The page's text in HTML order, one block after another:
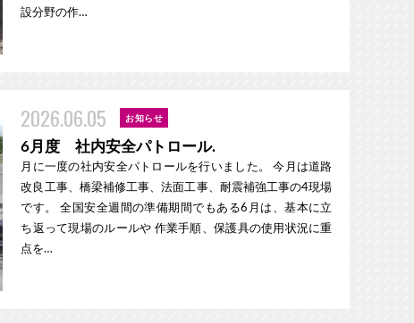
設分野の作…
2026.06.05 お知らせ
6月度 社内安全パトロール.
月に一度の社内安全パトロールを行いました。 今月は道路
改良工事、橋梁補修工事、法面工事、耐震補強工事の4現場
です。 全国安全週間の準備期間でもある6月は、基本に立
ち返って現場のルールや 作業手順、保護具の使用状況に重
点を…